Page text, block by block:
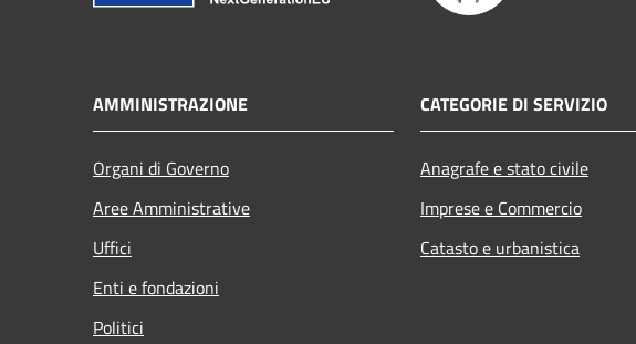
AMMINISTRAZIONE
Organi di Governo
Aree Amministrative
Uffici
Enti e fondazioni
Politici
CATEGORIE DI SERVIZIO
Anagrafe e stato civile
Imprese e Commercio
Catasto e urbanistica